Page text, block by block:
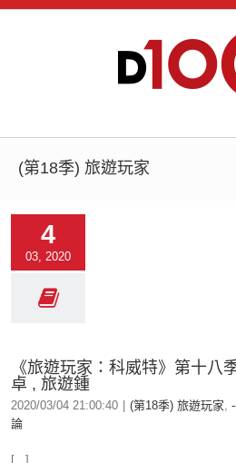
(第18季) 旅遊玩家
4
03, 2020
《旅遊玩家：科威特》第十
卓 , 旅遊鍾
2020/03/04 21:00:40 (第18季) 旅遊玩家,
論
[...]